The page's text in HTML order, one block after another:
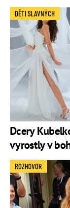
Dcery
vyrostly v
DĚTI SLAVNÝCH
ROZHOVOR